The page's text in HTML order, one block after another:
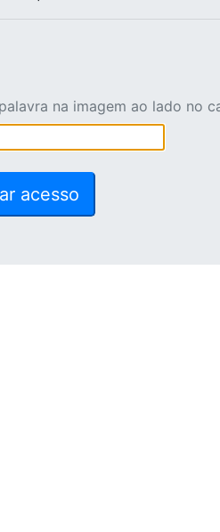
na imagem ao lado no